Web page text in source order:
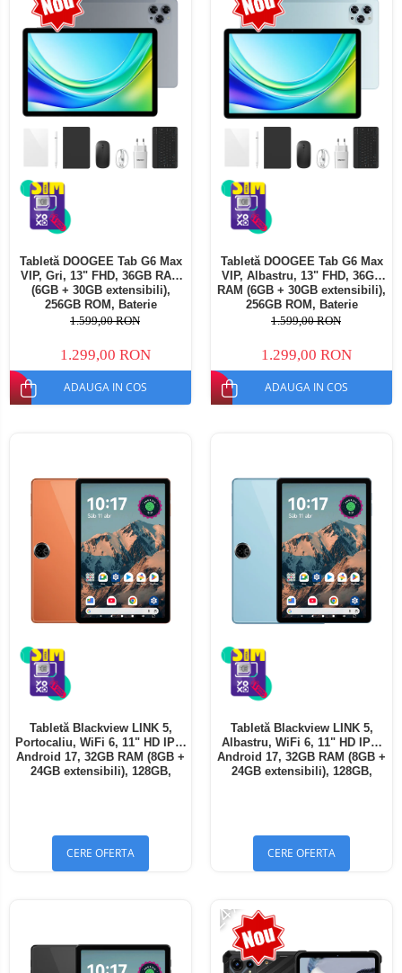
Telefoane mobile Ulefone
Telefoane mobile Unihertz
Telefoane mobile Cubot
Telefoane mobile Blackview
Telefoane mobile OSCAL
Telefoane mobile Fossibot
Telefoane mobile Lagenio
Telefoane mobile Samsung
Telefoane mobile iSEN
Telefoane mobile HUAWEI
Telefoane mobile iHunt
Telefoane mobile Xiaomi
Telefoane mobile Realme
Telefoane mobile ZTE Nubia
Tabletă DOOGEE Tab G6 Max
VIP, Gri, 13" FHD, 36GB RAM
(6GB + 30GB extensibili),
256GB ROM, Baterie
10800mAh, Android, Wi-Fi
1.599,00 RON
1.299,00 RON
ADAUGA IN COS
Tabletă DOOGEE Tab G6 Max
VIP, Albastru, 13" FHD, 36GB
RAM (6GB + 30GB extensibili),
256GB ROM, Baterie
10800mAh, Android, Wi-Fi
1.599,00 RON
1.299,00 RON
ADAUGA IN COS
Tabletă Blackview LINK 5,
Portocaliu, WiFi 6, 11" HD IPS,
Android 17, 32GB RAM (8GB +
24GB extensibili), 128GB,
CERE OFERTA
Tabletă Blackview LINK 5,
Albastru, WiFi 6, 11" HD IPS,
Android 17, 32GB RAM (8GB +
24GB extensibili), 128GB,
CERE OFERTA
-24%